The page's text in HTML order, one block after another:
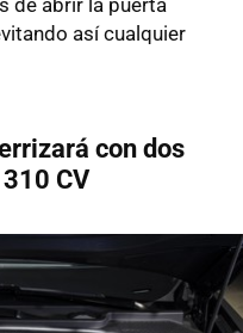
de abrir la puerta
así cualquier
con dos
CV